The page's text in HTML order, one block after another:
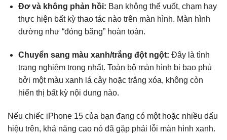
Đơ và không phản hồi: Bạn không thể vuốt, chạm hay
thực hiện bất kỳ thao tác nào trên màn hình. Màn hình
dường như “đóng băng” hoàn toàn.
Chuyển sang màu xanh/trắng đột ngột: Đây là tình
trạng nghiêm trọng nhất. Toàn bộ màn hình bị bao phủ
bởi một màu xanh lá cây hoặc trắng xóa, không còn
hiển thị bất kỳ nội dung nào.
Nếu chiếc iPhone 15 của bạn đang có một hoặc nhiều dấu
hiệu trên, khả năng cao nó đã gặp phải lỗi màn hình xanh.